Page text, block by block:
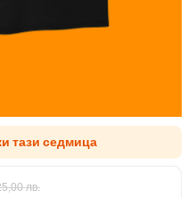
тази седмица
лв.